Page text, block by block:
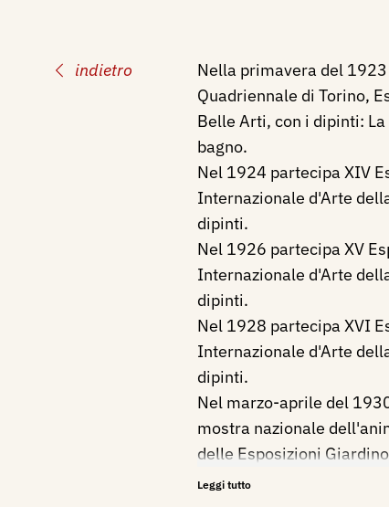
indietro
Nella primavera del
Quadriennale di Torino,
Belle Arti, con i dipinti:
bagno.
Nel 1924 partecipa XIV
Internazionale d'Arte
dipinti.
Nel 1926 partecipa XV
Internazionale d'Arte
dipinti.
Nel 1928 partecipa XVI
Internazionale d'Arte
dipinti.
Nel marzo-aprile del
mostra nazionale
delle Esposizioni
Nel 1930 partecipa alla
Leggi tutto